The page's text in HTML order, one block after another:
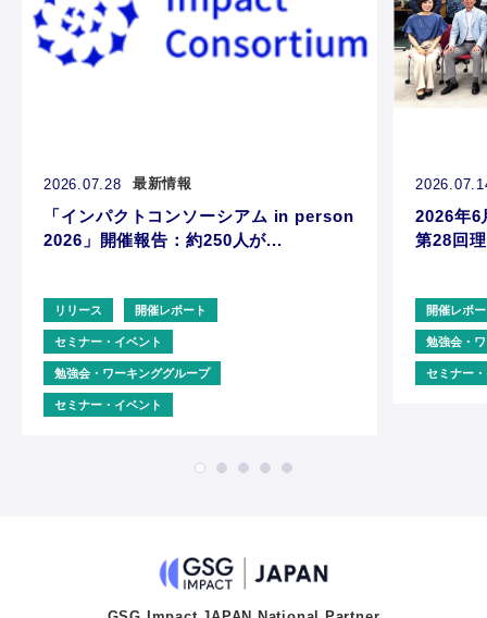
2026.07.28 最新情報
「インパクトコンソーシアム in person
2026」開催報告：約250人が...
リリース 開催レポート
セミナー・イベント
勉強会・ワーキンググループ
セミナー・イベント
2026年
第28回
開催レポ
勉強会・
セミナー